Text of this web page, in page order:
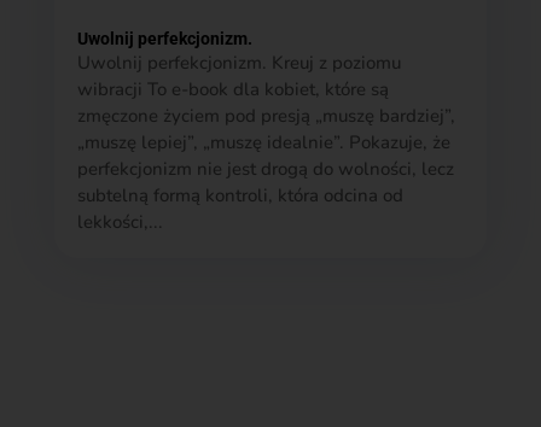
Uwolnij perfekcjonizm.
Uwolnij perfekcjonizm. Kreuj z poziomu
wibracji To e-book dla kobiet, które są
zmęczone życiem pod presją „muszę bardziej”,
„muszę lepiej”, „muszę idealnie”. Pokazuje, że
perfekcjonizm nie jest drogą do wolności, lecz
subtelną formą kontroli, która odcina od
lekkości,...